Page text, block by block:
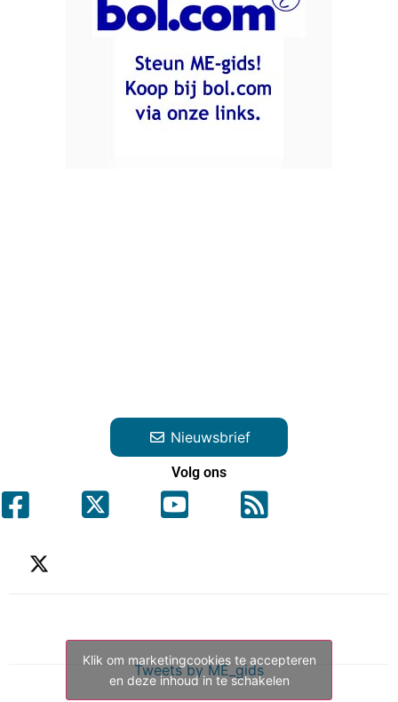
Nieuwsbrief
Volg ons
Tweets by ME_gids
Klik om marketingcookies te accepteren
en deze inhoud in te schakelen